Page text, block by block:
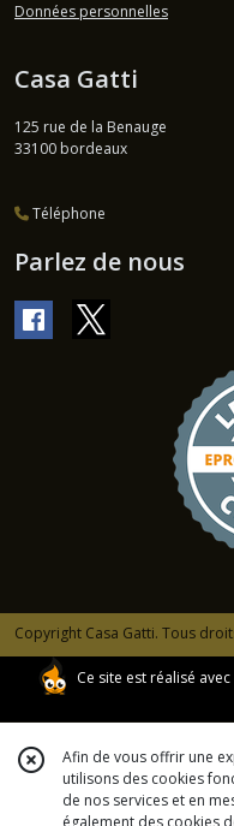
Données personnelles
Casa Gatti
125 rue de la Benauge
33100 bordeaux
Téléphone
Parlez de nous
Copyright Casa Gatti. Tous
Ce site est réalisé avec
Afin de vous offrir une
utilisons des cookies
de nos services et en
également des cookies